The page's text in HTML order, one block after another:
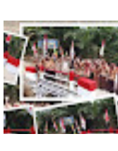
Babinsa Dampingi Petani
Rawat Cabai, Dukung
Ketahanan Pangan